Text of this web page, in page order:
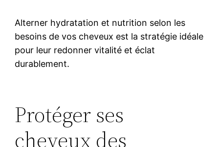
Alterner hydratation et nutrition selon les
besoins de vos cheveux est la stratégie idéale
pour leur redonner vitalité et éclat
durablement.
Protéger ses
cheveux des